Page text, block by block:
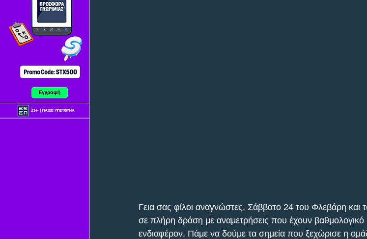
Γεια σας φίλοι αναγνώστες, Σάββατο 24 του Φλεβάρη και
σε πλήρη δράση με αναμετρήσεις που έχουν βαθμολογικό
ενδιαφέρον. Πάμε να δούμε τα σημεία που ξεχώρισε η